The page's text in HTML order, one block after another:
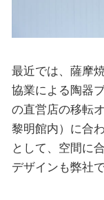
最近では、薩摩
協業による陶器
の直営店の移転
黎明館内）に合
として、空間に
デザインも弊社